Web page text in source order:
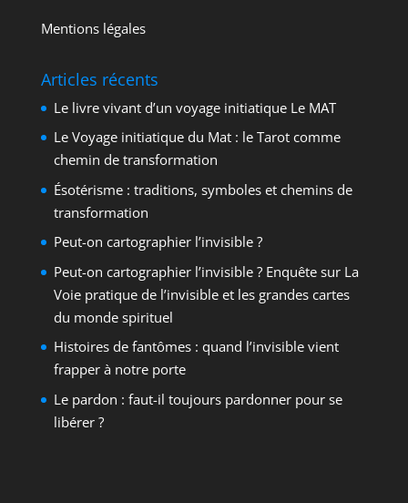
Mentions légales
Articles récents
Le livre vivant d’un voyage initiatique Le MAT
Le Voyage initiatique du Mat : le Tarot comme
chemin de transformation
Ésotérisme : traditions, symboles et chemins de
transformation
Peut-on cartographier l’invisible ?
Peut-on cartographier l’invisible ? Enquête sur La
Voie pratique de l’invisible et les grandes cartes
du monde spirituel
Histoires de fantômes : quand l’invisible vient
frapper à notre porte
Le pardon : faut-il toujours pardonner pour se
libérer ?